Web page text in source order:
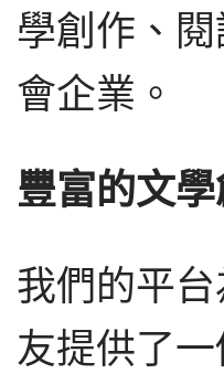
學創作、
會企業。
豐富的文
我們的平
友提供了